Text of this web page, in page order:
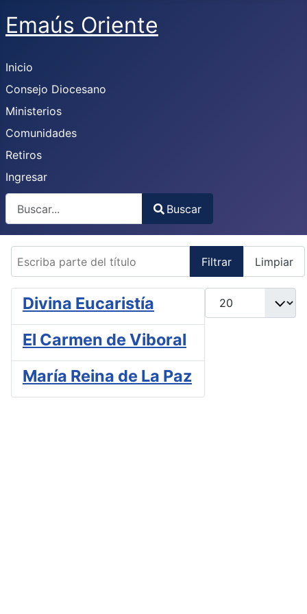
Emaús Oriente
Inicio
Consejo Diocesano
Ministerios
Comunidades
Retiros
Ingresar
Type 2 or more characters for results.
Buscar
Escriba parte del título
Filtrar Limpiar
Mostrar #
Divina Eucaristía
El Carmen de Viboral
María Reina de La Paz